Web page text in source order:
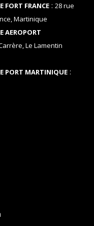
FORT FRANCE: 28 rue
Martinique
AEROPORT
Le Lamentin
PORT MARTINIQUE: